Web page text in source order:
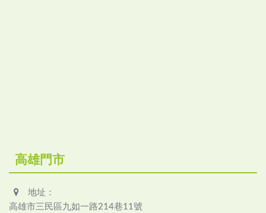
高雄門市
地址：
高雄市三民區九如一路214巷11號